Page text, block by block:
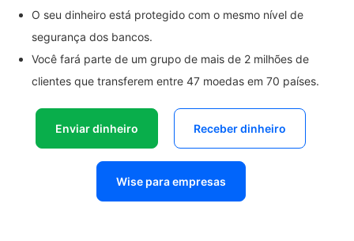
O seu dinheiro está protegido com o mesmo nível de
segurança dos bancos.
Você fará parte de um grupo de mais de 2 milhões de
clientes que transferem entre 47 moedas em 70 países.
Enviar dinheiro Receber dinheiro
Wise para empresas